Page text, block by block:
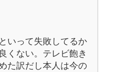
いって失敗してるか
くない。テレビ飽き
た訳だし本人は今の